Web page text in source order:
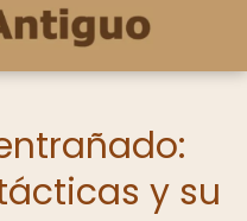
y su